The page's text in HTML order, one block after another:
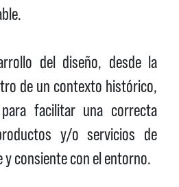
del diseño, desde la
de un contexto histórico,
facilitar una correcta
y/o servicios de
y consiente con el entorno.